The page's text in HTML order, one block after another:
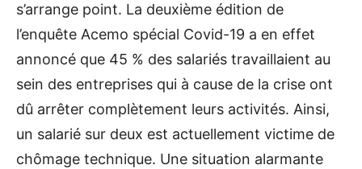
s’arrange point. La deuxième édition de
l’enquête Acemo spécial Covid-19 a en effet
annoncé que 45 % des salariés travaillaient au
sein des entreprises qui à cause de la crise ont
dû arrêter complètement leurs activités. Ainsi,
un salarié sur deux est actuellement victime de
chômage technique. Une situation alarmante